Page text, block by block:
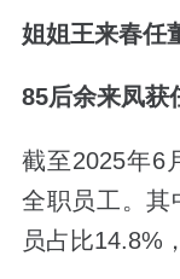
姐姐王来春任
85后余来凤获
截至2025年6
全职员工。其
员占比14.8%